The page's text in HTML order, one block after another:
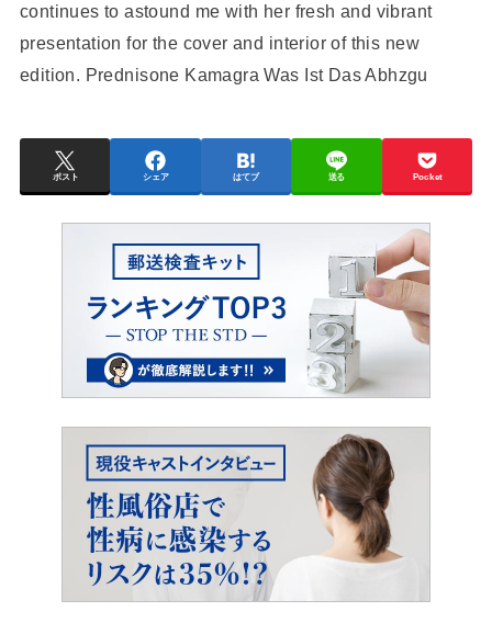
continues to astound me with her fresh and vibrant
presentation for the cover and interior of this new
edition. Prednisone Kamagra Was Ist Das Abhzgu
ポスト シェア はてブ 送る Pocket